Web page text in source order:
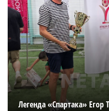
Легенда «Спартака»